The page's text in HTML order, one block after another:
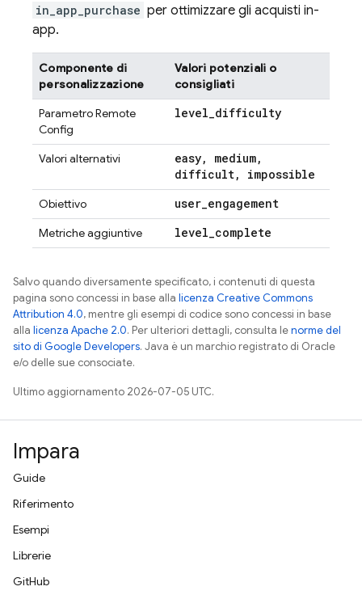
in_app_purchase per ottimizzare gli acquisti in-
app.
Componente di
personalizzazione
Valori potenziali o
consigliati
ParametroRemote
Config
level_difficulty
Valori alternativi easy, medium,
difficult, impossible
Obiettivo user_engagement
Metriche aggiuntive level_complete
Salvo quando diversamente specificato, i contenuti di questa
pagina sono concessi in base alla licenza Creative Commons
Attribution 4.0, mentre gli esempi di codice sono concessi in base
alla licenza Apache 2.0. Per ulteriori dettagli, consulta lenorme del
sito di Google Developers. Java è un marchio registrato di Oracle
e/o delle sue consociate.
Ultimo aggiornamento 2026-07-05 UTC.
Impara
Guide
Riferimento
Esempi
Librerie
GitHub